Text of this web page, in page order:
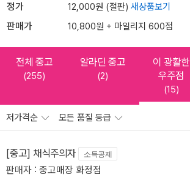
정가 12,000원 (절판) 새상품보기
판매가 10,800원 + 마일리지 600점
전체 중고
(255)
알라딘 중고
(2)
이 광활한
우주점
(15)
저가격순 모든 품질 등급
[중고] 채식주의자 소득공제
판매자 : 중고매장 화정점